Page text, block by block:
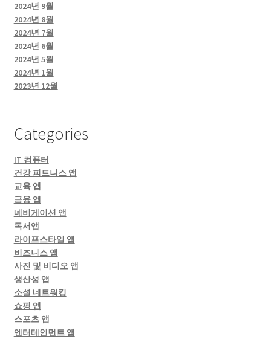
2024년 9월
2024년 8월
2024년 7월
2024년 6월
2024년 5월
2024년 1월
2023년 12월
Categories
IT 컴퓨터
건강 피트니스 앱
교육 앱
금융 앱
네비게이션 앱
독서앱
라이프스타일 앱
비즈니스 앱
사진 및 비디오 앱
생산성 앱
소셜 네트워킹
쇼핑 앱
스포츠 앱
엔터테인먼트 앱